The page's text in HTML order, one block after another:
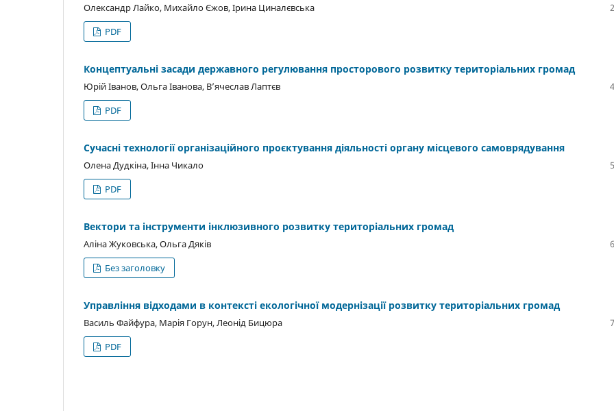
Олександр Лайко, Михайло Єжов, Ірина Циналєвська
PDF
Концептуальні засади державного регулювання просторового розвитку територіальних громад
Юрій Іванов, Ольга Іванова, В’ячеслав Лаптєв
PDF
Сучасні технології організаційного проєктування діяльності органу місцевого самоврядування
Олена Дудкіна, Інна Чикало
PDF
Вектори та інструменти інклюзивного розвитку територіальних громад
Аліна Жуковська, Ольга Дяків
Без заголовку
Управління відходами в контексті екологічної модернізації розвитку територіальних громад
Василь Файфура, Марія Горун, Леонід Бицюра
PDF